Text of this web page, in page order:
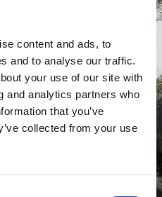
content and ads, to
and to analyse our traffic.
your use of our site with
and analytics partners who
that you’ve
collected from your use
Tresticklan
das größte ungenutzte